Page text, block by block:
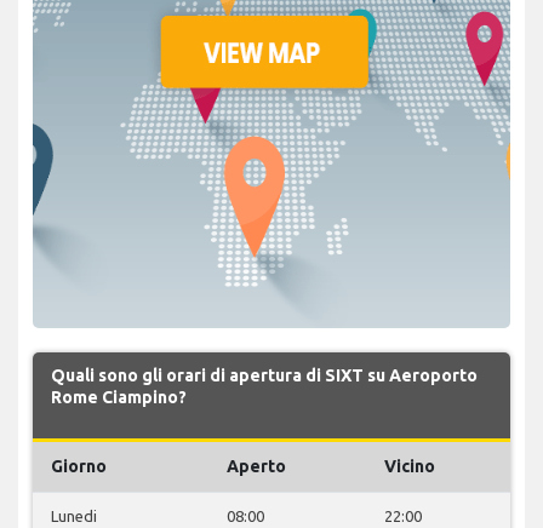
Quali sono gli orari di apertura di SIXT su Aeroporto
Rome Ciampino?
Giorno Aperto Vicino
Lunedi 08:00 22:00